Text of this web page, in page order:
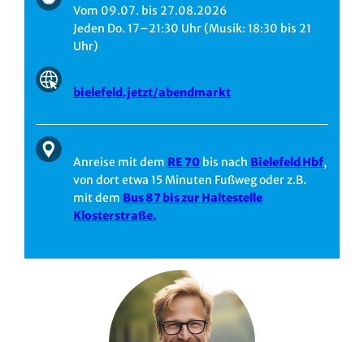
Vom 09.07. bis 27.08.2026
Jeden Do. 17–21:30 Uhr (Musik: 18:30 bis 21
Uhr)
bielefeld.jetzt/abendmarkt
Anreise mit dem RE 70 bis nach Bielefeld Hbf,
von dort etwa 15 Minuten Fußweg oder z.B.
mit dem Bus 87 bis zur Haltestelle
Klosterstraße.